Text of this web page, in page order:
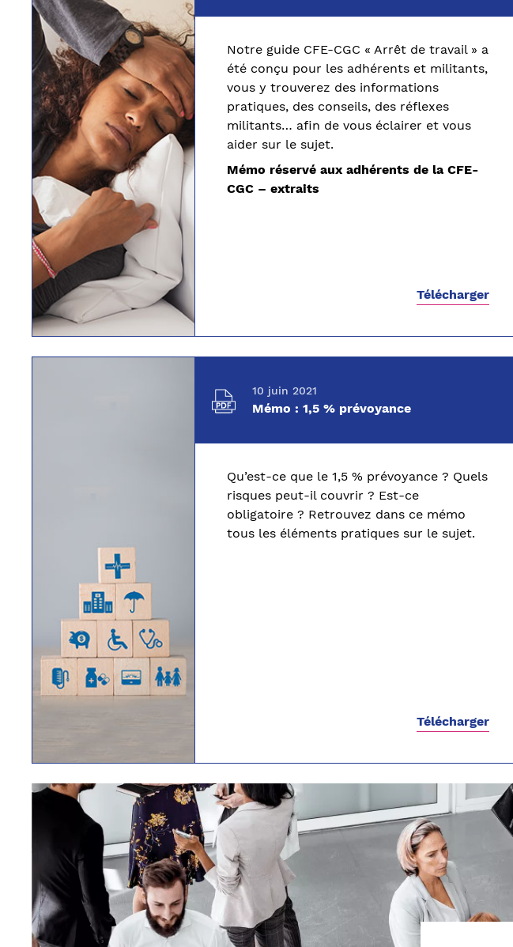
Notre guide CFE-CGC « Arrêt de travail » a
été conçu pour les adhérents et militants,
vous y trouverez des informations
pratiques, des conseils, des réflexes
militants… afin de vous éclairer et vous
aider sur le sujet.
Mémo réservé aux adhérents de la CFE-
CGC – extraits
Télécharger
10 juin 2021
Mémo : 1,5 % prévoyance
Qu’est-ce que le 1,5 % prévoyance ? Quels
risques peut-il couvrir ? Est-ce
obligatoire ? Retrouvez dans ce mémo
tous les éléments pratiques sur le sujet.
Télécharger